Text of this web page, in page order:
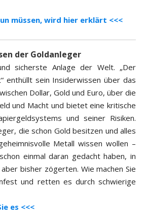
müssen, wird hier erklärt <<<
der Goldanleger
sicherste Anlage der Welt. „Der
enthüllt sein Insiderwissen über das
Dollar, Gold und Euro, über die
und Macht und bietet eine kritische
und seiner Risiken.
die schon Gold besitzen und alles
Metall wissen wollen –
einmal daran gedacht haben, in
bisher zögerten. Wie machen Sie
und retten es durch schwierige
es <<<